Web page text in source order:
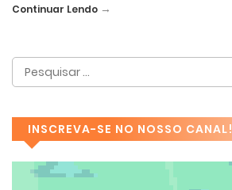
Continuar Lendo →
INSCREVA-SE NO NOSSO CANAL!